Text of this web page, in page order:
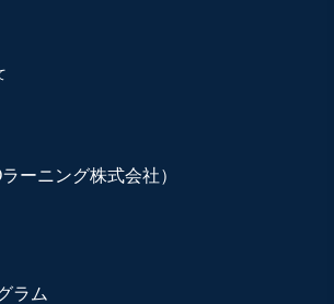
ーニング株式会社）
ラム